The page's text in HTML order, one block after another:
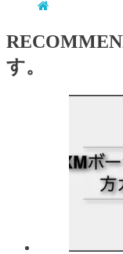
す。